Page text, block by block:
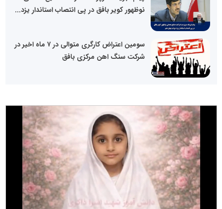
نوظهور کویر بافق در پی انتصاب استاندار یزد...
سومین اعتراض کارگری متوالی در ۷ ماه اخیر در
شرکت سنگ اهن مرکزی بافق